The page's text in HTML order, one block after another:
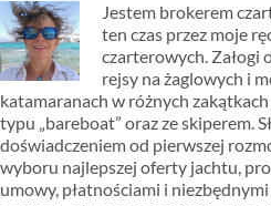
Jestem brokerem
ten czas przez moje
czarterowych. Załogi
rejsy na żaglowych i
katamaranach w różnych
typu „bareboat” oraz ze skiperem.
doświadczeniem od pierwszej
wyboru najlepszej oferty jachtu,
umowy, płatnościami i